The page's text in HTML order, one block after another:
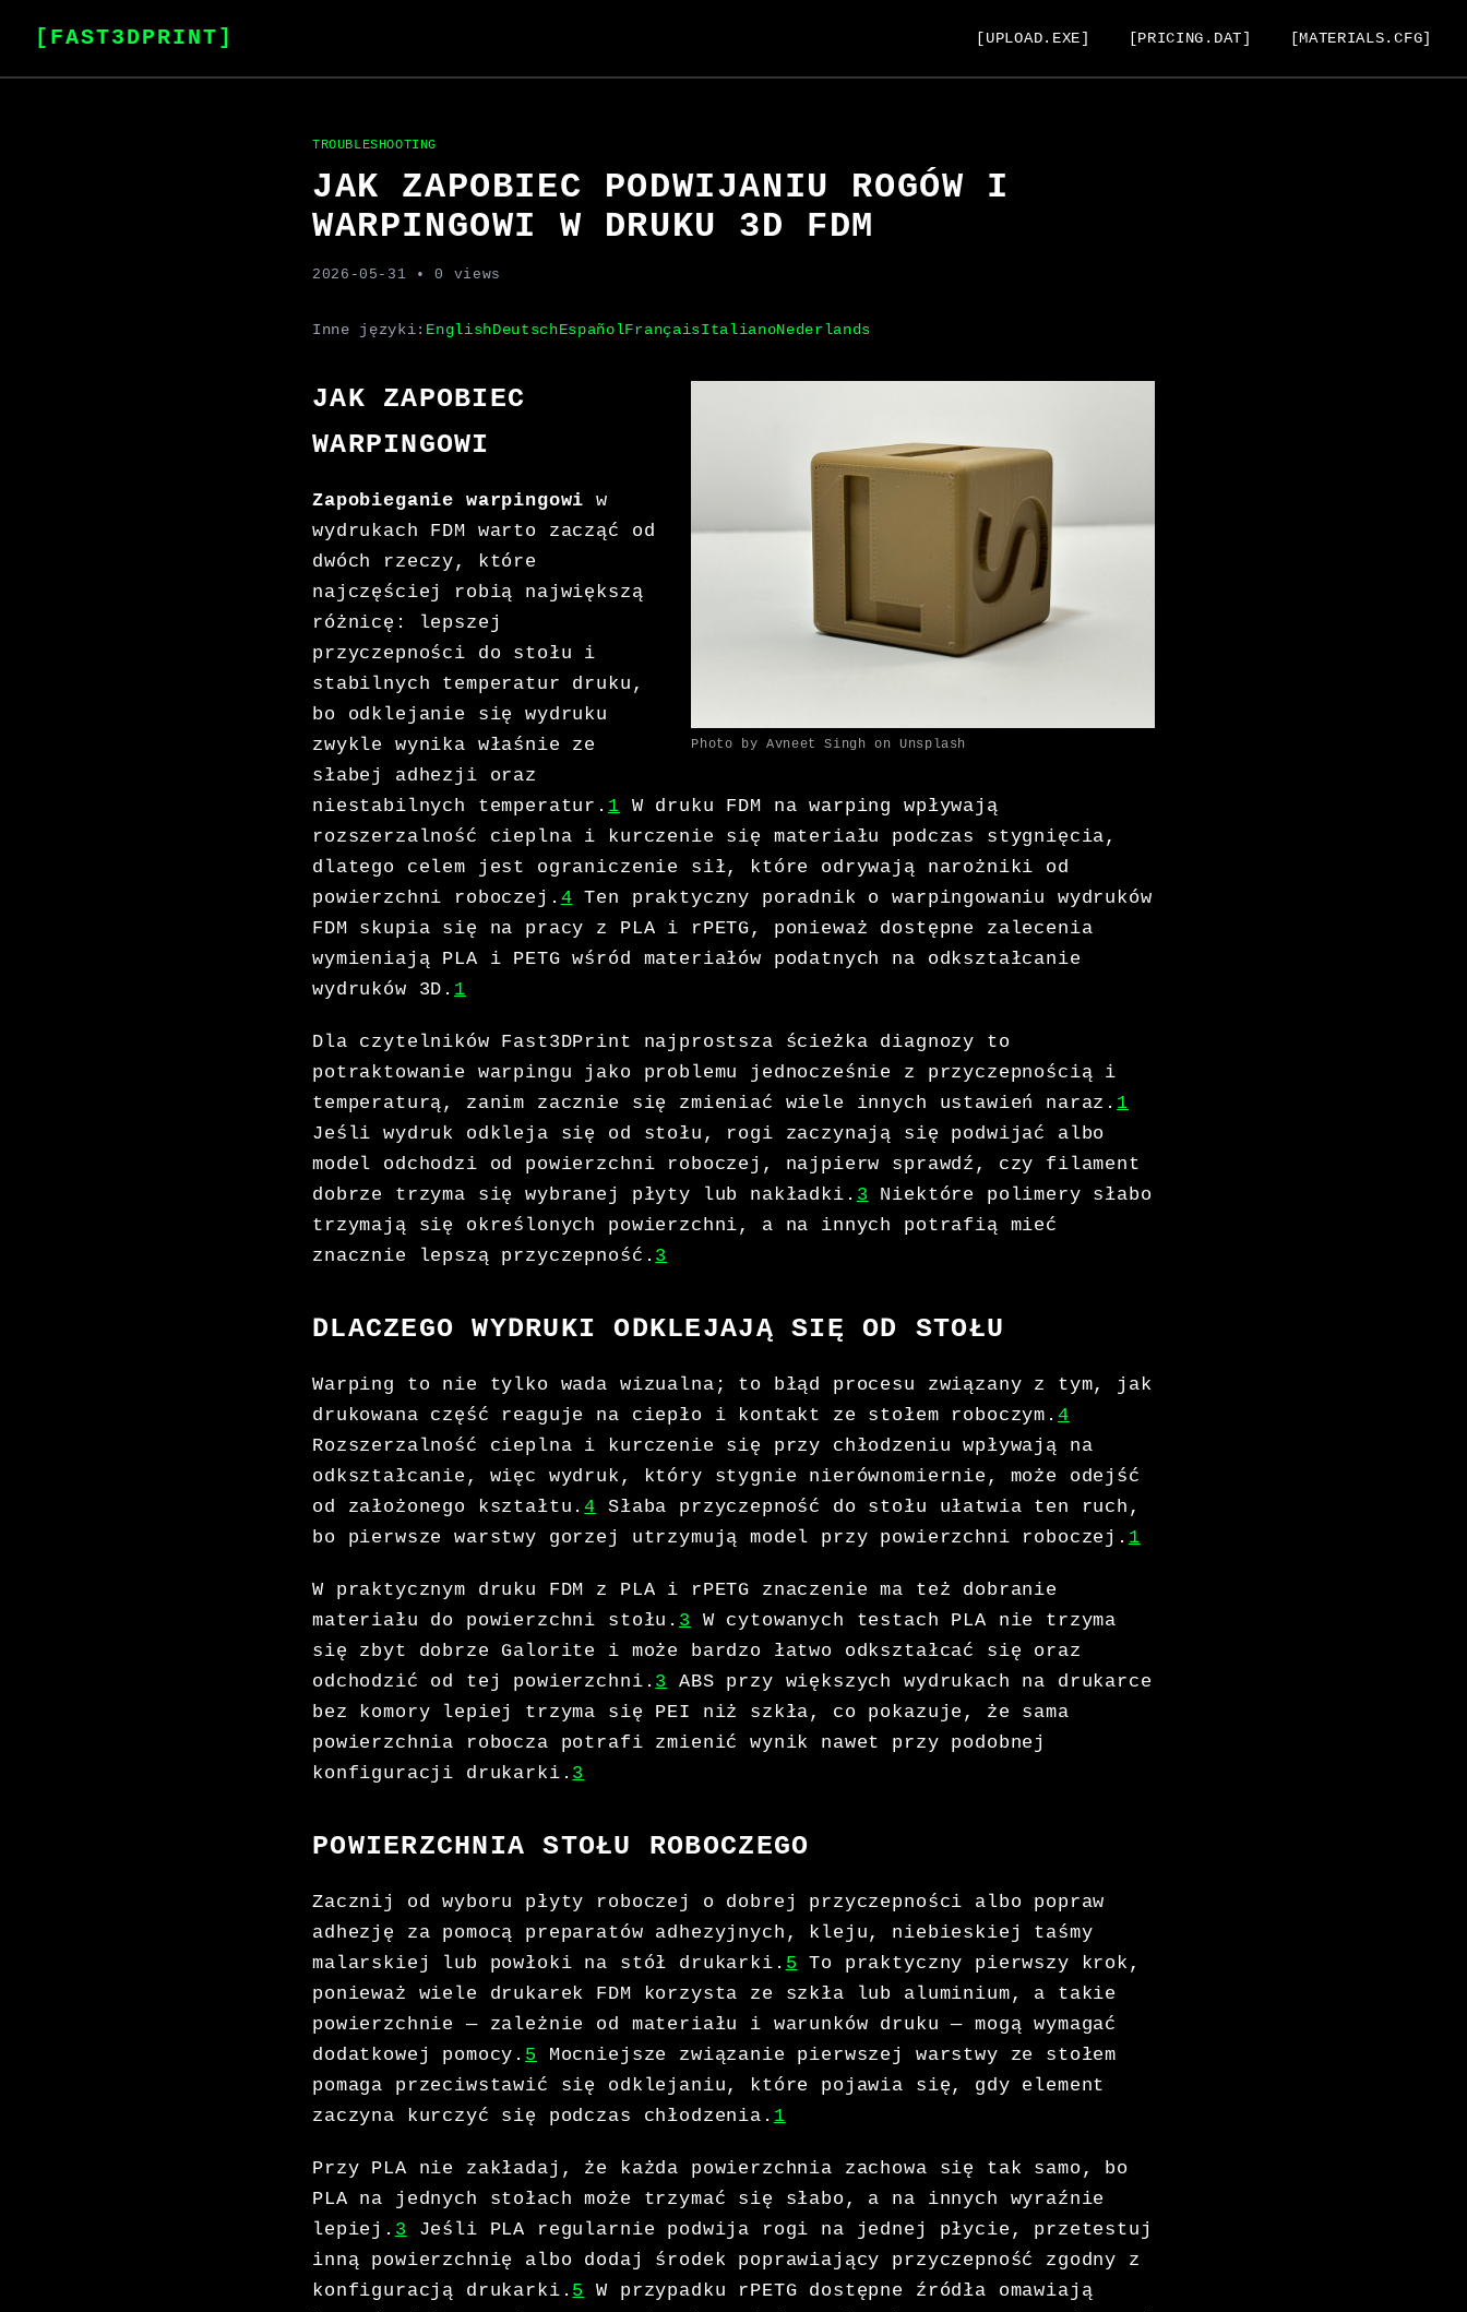
[FAST3DPRINT] [UPLOAD.EXE] [PRICING.DAT] [MATERIALS.CFG]
TROUBLESHOOTING
JAK ZAPOBIEC PODWIJANIU ROGÓW I
WARPINGOWI W DRUKU 3D FDM
2026-05-31 • 0 views
Inne języki: EnglishDeutschEspañolFrançaisItalianoNederlands
Photo by Avneet Singh on Unsplash
JAK ZAPOBIEC
WARPINGOWI
Zapobieganie warpingowi w
wydrukach FDM warto zacząć od
dwóch rzeczy, które
najczęściej robią największą
różnicę: lepszej
przyczepności do stołu i
stabilnych temperatur druku,
bo odklejanie się wydruku
zwykle wynika właśnie ze
słabej adhezji oraz
niestabilnych temperatur. 1 W druku FDM na warping wpływają
rozszerzalność cieplna i kurczenie się materiału podczas stygnięcia,
dlatego celem jest ograniczenie sił, które odrywają narożniki od
powierzchni roboczej. 4 Ten praktyczny poradnik o warpingowaniu wydruków
FDM skupia się na pracy z PLA i rPETG, ponieważ dostępne zalecenia
wymieniają PLA i PETG wśród materiałów podatnych na odkształcanie
wydruków 3D. 1
Dla czytelników Fast3DPrint najprostsza ścieżka diagnozy to
potraktowanie warpingu jako problemu jednocześnie z przyczepnością i
temperaturą, zanim zacznie się zmieniać wiele innych ustawień naraz. 1
Jeśli wydruk odkleja się od stołu, rogi zaczynają się podwijać albo
model odchodzi od powierzchni roboczej, najpierw sprawdź, czy filament
dobrze trzyma się wybranej płyty lub nakładki. 3 Niektóre polimery słabo
trzymają się określonych powierzchni, a na innych potrafią mieć
znacznie lepszą przyczepność. 3
DLACZEGO WYDRUKI ODKLEJAJĄ SIĘ OD STOŁU
Warping to nie tylko wada wizualna; to błąd procesu związany z tym, jak
drukowana część reaguje na ciepło i kontakt ze stołem roboczym. 4
Rozszerzalność cieplna i kurczenie się przy chłodzeniu wpływają na
odkształcanie, więc wydruk, który stygnie nierównomiernie, może odejść
od założonego kształtu.4 Słaba przyczepność do stołu ułatwia ten ruch,
bo pierwsze warstwy gorzej utrzymują model przy powierzchni roboczej. 1
W praktycznym druku FDM z PLA i rPETG znaczenie ma też dobranie
materiału do powierzchni stołu. 3 W cytowanych testach PLA nie trzyma
się zbyt dobrze Galorite i może bardzo łatwo odkształcać się oraz
odchodzić od tej powierzchni. 3
ABS przy większych wydrukach na drukarce
bez komory lepiej trzyma się PEI niż szkła, co pokazuje, że sama
powierzchnia robocza potrafi zmienić wynik nawet przy podobnej
konfiguracji drukarki. 3
POWIERZCHNIA STOŁU ROBOCZEGO
Zacznij od wyboru płyty roboczej o dobrej przyczepności albo popraw
adhezję za pomocą preparatów adhezyjnych, kleju, niebieskiej taśmy
malarskiej lub powłoki na stół drukarki. 5 To praktyczny pierwszy krok,
ponieważ wiele drukarek FDM korzysta ze szkła lub aluminium, a takie
powierzchnie — zależnie od materiału i warunków druku — mogą wymagać
dodatkowej pomocy. 5
Mocniejsze związanie pierwszej warstwy ze stołem
pomaga przeciwstawić się odklejaniu, które pojawia się, gdy element
zaczyna kurczyć się podczas chłodzenia. 1
Przy PLA nie zakładaj, że każda powierzchnia zachowa się tak samo, bo
PLA na jednych stołach może trzymać się słabo, a na innych wyraźnie
lepiej. 3 Jeśli PLA regularnie podwija rogi na jednej płycie, przetestuj
inną powierzchnię albo dodaj środek poprawiający przyczepność zgodny z
konfiguracją drukarki. 5
W przypadku rPETG dostępne źródła omawiają